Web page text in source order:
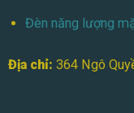
Đèn năng lượng
Địa chỉ: 364 Ngô